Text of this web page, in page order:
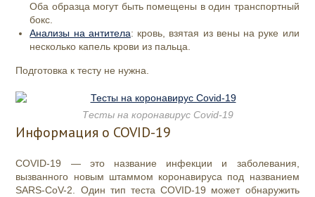
Оба образца могут быть помещены в один транспортный
бокс.
Анализы на антитела: кровь, взятая из вены на руке или
несколько капель крови из пальца.
Подготовка к тесту не нужна.
Тесты на коронавирус Covid-19
Информация о COVID-19
COVID-19 — это название инфекции и заболевания,
вызванного новым штаммом коронавируса под названием
SARS-CoV-2. Один тип теста COVID-19 может обнаружить